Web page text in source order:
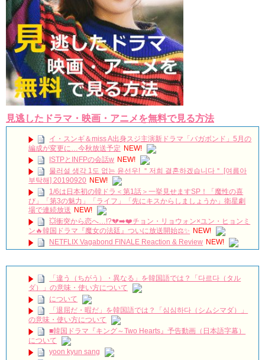
見逃したドラマ・映画・アニメを無料で見る方法
イ・スンギ＆miss A出身スジ主演新ドラマ「バガボンド」5月の
編成が変更に…今秋放送予定 NEW!
ISTPとINFPの会話w NEW!
물러설 생각 1도 없는 윤선우! ＂저희 결혼하겠습니다＂ [여름아
부탁해] 20190920 NEW!
1/6は日本初の韓ドラ＜第1話＞一挙見せますSP！「魔性の喜
び」「第3の魅力」「ライフ」「先にキスからしましょうか」衛星劇
場で連続放送 NEW!
💥衝突から恋へ…!?💔➡️❤️チョン・リョウォン×ユン・ヒョンミ
ン🔥韓国ドラマ『魔女の法廷』ついに放送開始⚖️✨ NEW!
NETFLIX Vagabond FINALE Reaction & Review NEW!
메이킹 괴짜 판사들의 실종된 정의 찾기 프로젝트! ‘이판사판’ 대
본 리딩 현장! NEW!
アルハンブラ宮殿の思い出 パワータッチ
🎬 최진혁 | 뮤지컬 그날들 트레일러 | 260609~260823 | #최진혁
#노래 #뮤지컬 #그날들 #정학 #인터뷰 #shorts #불후의명곡 #미우새 #
최진혁아카이브 NEW!
よくおごってくれる綺麗なお姉さん 11/3（祝）あさ10時 第
1話先行放送 11/18（金）本放送開始！ 全国無料放送
「違う（ちがう）・異なる」を韓国語では？「다르다（タル
ダ）」の意味・使い方について
について
「退屈だ・暇だ」を韓国語では？「심심하다（シムシマダ）」
の意味・使い方について
■韓国ドラマ『キング～Two Hearts』予告動画（日本語字幕）
について
yoon kyun sang